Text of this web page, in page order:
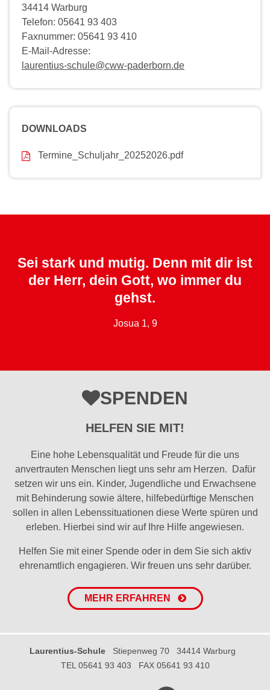
34414 Warburg
Telefon: 05641 93 403
Faxnummer: 05641 93 410
E-Mail-Adresse:
laurentius-schule@cww-paderborn.de
DOWNLOADS
Termine_Schuljahr_20252026.pdf
Sei stark und mutig. Denn mit dir ist
der Herr, dein Gott, wo immer du
gehst.
Josua 1, 9
SPENDEN
HELFEN SIE MIT!
Eine hohe Lebensqualität und Freude für die uns
anvertrauten Menschen liegt uns sehr am Herzen. Dafür
setzen wir uns ein. Kinder, Jugendliche und Erwachsene
mit Behinderung sowie ältere, hilfebedürftige Menschen
sollen in allen Lebenssituationen diese Werte spüren und
erleben. Hierbei sind wir auf Ihre Hilfe angewiesen.
Helfen Sie mit einer Spende oder in dem Sie sich aktiv
ehrenamtlich engagieren. Wir freuen uns sehr darüber.
MEHR ERFAHREN
Laurentius-Schule Stiepenweg 70
34414 Warburg
TEL 05641 93 403
FAX 05641 93 410